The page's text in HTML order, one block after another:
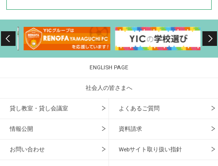
ENGLISH PAGE
社会人の皆さまへ
貸し教室・貸し会議室 よくあるご質問
情報公開 資料請求
お問い合わせ Webサイト取り扱い指針